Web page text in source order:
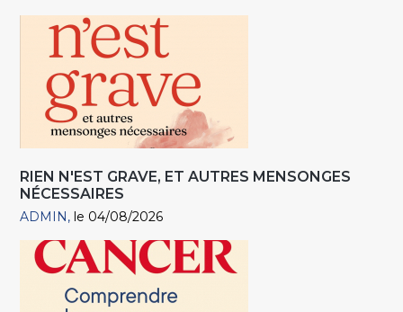
RIEN N'EST GRAVE, ET AUTRES MENSONGES
NÉCESSAIRES
ADMIN le 04/08/2026